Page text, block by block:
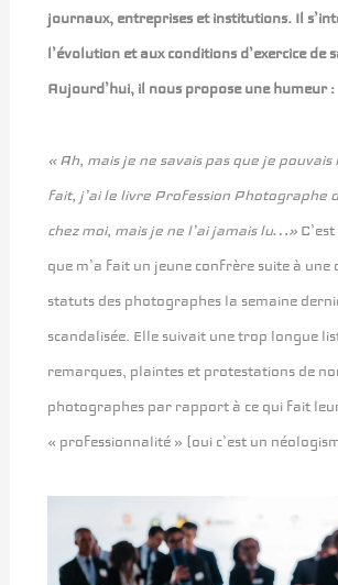
journaux, entreprises et institutions. Il
l’évolution et aux conditions d’exercice de
Aujourd’hui, il nous propose une humeur :
« Ah, mais je ne savais pas que je pouvais
fait, j’ai le livre Profession Photographe
chez moi, mais je ne l’ai jamais lu…»
que m’a fait un jeune confrère suite à une
statuts des photographes la semaine
scandalisée. Elle suivait une trop longue
remarques, plaintes et protestations de
photographes par rapport à ce qui fait
« professionnalité » (oui c’est un